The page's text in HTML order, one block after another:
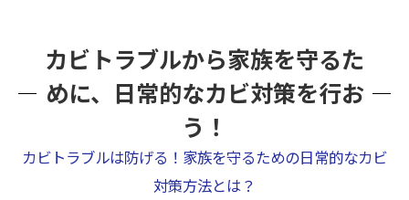
カビトラブルから家族を守るた
めに、日常的なカビ対策を行お
う！
カビトラブルは防げる！家族を守るための日常的なカビ
対策方法とは？